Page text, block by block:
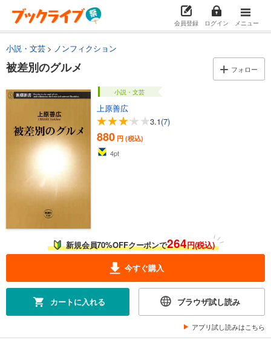
会員登録 ログイン メニュー
小説・文芸 ノンフィクション
被差別のグルメ フォロー
小説・文芸
上原善広
3.1(7)
880 円 (税込)
4pt
新規会員70%OFFクーポンで264円(税込)
今すぐ購入
カートに入れる ブラウザ試し読み
アプリ試し読みはこちら